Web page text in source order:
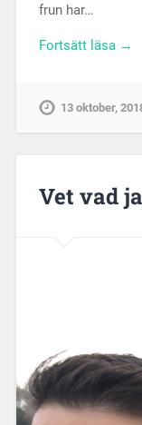
frun har…
Fortsätt läsa →
13 oktober,
Vet vad